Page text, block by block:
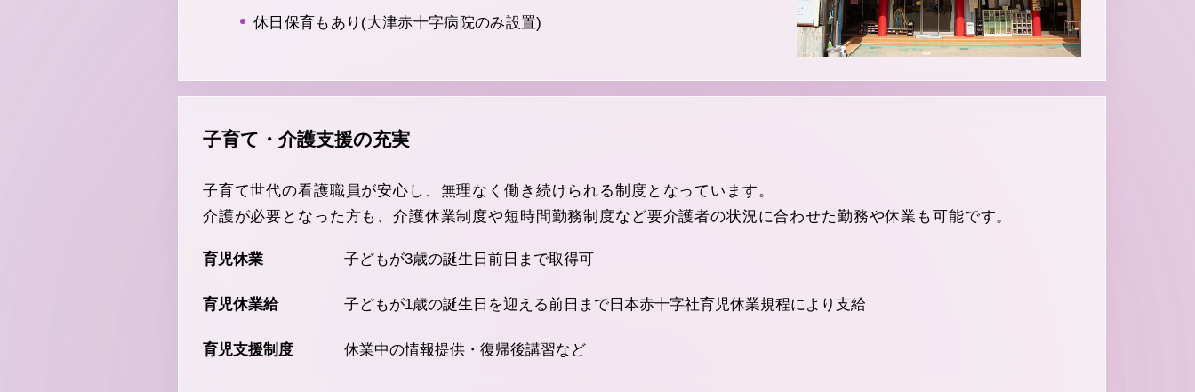
休日保育もあり(大津赤十字病院のみ設置)
子育て・介護支援の充実
子育て世代の看護職員が安心し、無理なく働き続けられる制度となっています。
介護が必要となった方も、介護休業制度や短時間勤務制度など要介護者の状況に合わせた勤務や休業も可能です。
育児休業 子どもが3歳の誕生日前日まで取得可
育児休業給 子どもが1歳の誕生日を迎える前日まで日本赤十字社育児休業規程により支給
育児支援制度 休業中の情報提供・復帰後講習など